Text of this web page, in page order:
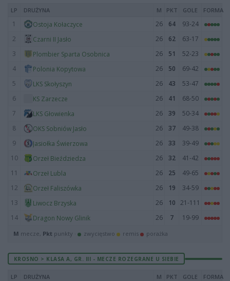
LP DRUŻYNA M PKT GOLE FORMA
1 Ostoja Kołaczyce 26 64
93-24
2
Czarni II Jasło 26 62
63-17
3
Plombier Sparta Osobnica 26 51
52-23
4
Polonia Kopytowa 26 50
69-42
5
LKS Skołyszyn 26 43
53-47
6
KS Zarzecze 26 41
68-50
7
LKS Głowienka 26 39
50-34
8
OKS Sobniów Jasło 26 37
49-38
9
Jasiołka Świerzowa 26 33
39-49
10
Orzeł Bieździedza 26 32
41-42
11
Orzeł Lubla 26 25
49-65
12
Orzeł Faliszówka 26 19
34-59
13
Liwocz Brzyska 26 10 21-111
14
Dragon Nowy Glinik 26 7 19-99
M mecze, Pkt punkty · zwycięstwo remis porażka
KROSNO > KLASA A, GR. III - MECZE ROZEGRANE U SIEBIE
LP DRUŻYNA M PKT GOLE FORMA